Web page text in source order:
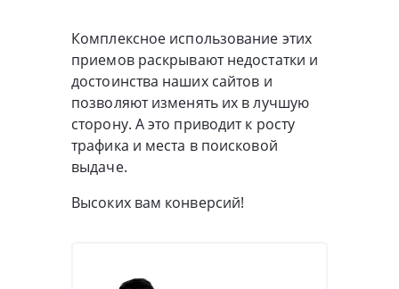
Комплексное использование этих
приемов раскрывают недостатки и
достоинства наших сайтов и
позволяют изменять их в лучшую
сторону. А это приводит к росту
трафика и места в поисковой
выдаче.
Высоких вам конверсий!